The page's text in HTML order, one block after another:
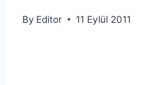
By Editor 11 Eylül 2011